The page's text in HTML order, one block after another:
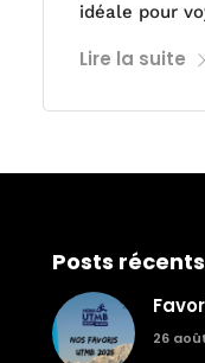
idéale pour
Lire la suite
Posts récents
26